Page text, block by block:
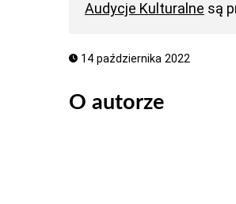
Audycje Kulturalne są
14 października 2022
O autorze